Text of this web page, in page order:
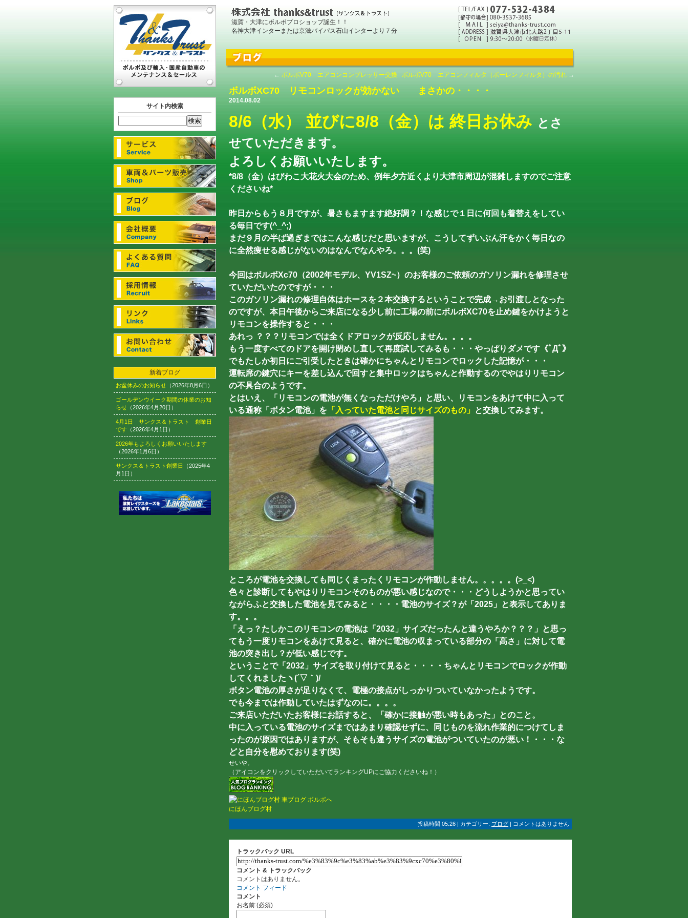
滋賀・大津にボルボプロショップ誕生！！
名神大津インターまたは京滋バイパス石山インターより７分
サイト内検索
新着ブログ
お盆休みのお知らせ （2026年8月6日）
ゴールデンウイーク期間の休業のお知
らせ （2026年4月20日）
4月1日 サンクス＆トラスト 創業日
です （2026年4月1日）
2026年もよろしくお願いいたします
（2026年1月6日）
サンクス＆トラスト創業日
（2025年4
月1日）
← ボルボV70 エアコンコンプレッサー交換 ボルボV70 エアコンフィルタ（ポーレンフィルタ）の汚れ →
ボルボXC70 リモコンロックが効かない まさかの・・・・
2014.08.02
8/6（水） 並びに8/8（金）は 終日お休み とさ
せていただきます。
よろしくお願いいたします。
*8/8（金）はびわこ大花火大会のため、例年夕方近くより大津市周辺が混雑しますのでご注意
くださいね*
昨日からもう８月ですが、暑さもますます絶好調？！な感じで１日に何回も着替えをしてい
る毎日です(^_^;)
まだ９月の半ば過ぎまではこんな感じだと思いますが、こうしてずいぶん汗をかく毎日なの
に全然痩せる感じがないのはなんでなんやろ。。。(笑)
今回はボルボXc70（2002年モデル、YV1SZ~）のお客様のご依頼のガソリン漏れを修理させ
ていただいたのですが・・・
このガソリン漏れの修理自体はホースを２本交換するということで完成→お引渡しとなった
のですが、本日午後からご来店になる少し前に工場の前にボルボXC70を止め鍵をかけようと
リモコンを操作すると・・・
あれっ ？？？リモコンでは全くドアロックが反応しません。。。。
もう一度すべてのドアを開け閉めし直して再度試してみるも・・・やっぱりダメです《ﾟДﾟ》
でもたしか初日にご引受したときは確かにちゃんとリモコンでロックした記憶が・・・
運転席の鍵穴にキーを差し込んで回すと集中ロックはちゃんと作動するのでやはりリモコン
の不具合のようです。
とはいえ、「リモコンの電池が無くなっただけやろ」と思い、リモコンをあけて中に入って
いる通称「ボタン電池」を 「入っていた電池と同じサイズのもの」 と交換してみます。
ところが電池を交換しても同じくまったくリモコンが作動しません。。。。。(>_<)
色々と診断してもやはりリモコンそのものが悪い感じなので・・・どうしようかと思ってい
ながらふと交換した電池を見てみると・・・・電池のサイズ？が「2025」と表示してありま
す。。。
「えっ？たしかこのリモコンの電池は「2032」サイズだったんと違うやろか？？？」と思っ
てもう一度リモコンをあけて見ると、確かに電池の収まっている部分の「高さ」に対して電
池の突き出し？が低い感じです。
ということで「2032」サイズを取り付けて見ると・・・・ちゃんとリモコンでロックが作動
してくれましたヽ(´▽｀)/
ボタン電池の厚さが足りなくて、電極の接点がしっかりついていなかったようです。
でも今までは作動していたはずなのに。。。。
ご来店いただいたお客様にお話すると、「確かに接触が悪い時もあった」とのこと。
中に入っている電池のサイズまではあまり確認せずに、同じものを流れ作業的につけてしま
ったのが原因ではありますが、そもそも違うサイズの電池がついていたのが悪い！・・・な
どと自分を慰めております(笑)
せいや。
（アイコンをクリックしていただいてランキングUPにご協力くださいね！）
にほんブログ村
投稿時間 05:26 | カテゴリー: ブログ | コメントはありません
トラックバック URL
コメント & トラックバック
コメントはありません。
コメント フィード
コメント
お名前:(必須)